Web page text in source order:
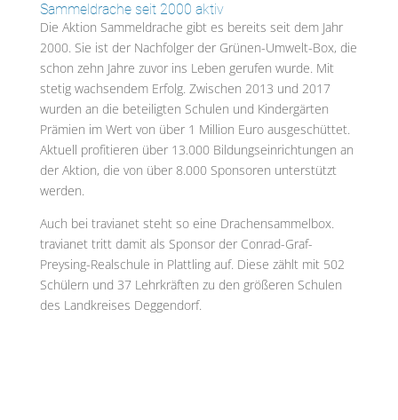
Sammeldrache seit 2000 aktiv
Die Aktion Sammeldrache gibt es bereits seit dem Jahr
2000. Sie ist der Nachfolger der Grünen-Umwelt-Box, die
schon zehn Jahre zuvor ins Leben gerufen wurde. Mit
stetig wachsendem Erfolg. Zwischen 2013 und 2017
wurden an die beteiligten Schulen und Kindergärten
Prämien im Wert von über 1 Million Euro ausgeschüttet.
Aktuell profitieren über 13.000 Bildungseinrichtungen an
der Aktion, die von über 8.000 Sponsoren unterstützt
werden.
Auch bei travianet steht so eine Drachensammelbox.
travianet tritt damit als Sponsor der Conrad-Graf-
Preysing-Realschule in Plattling auf. Diese zählt mit 502
Schülern und 37 Lehrkräften zu den größeren Schulen
des Landkreises Deggendorf.